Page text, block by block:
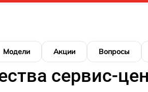
Модели Акции Вопросы
сервис-